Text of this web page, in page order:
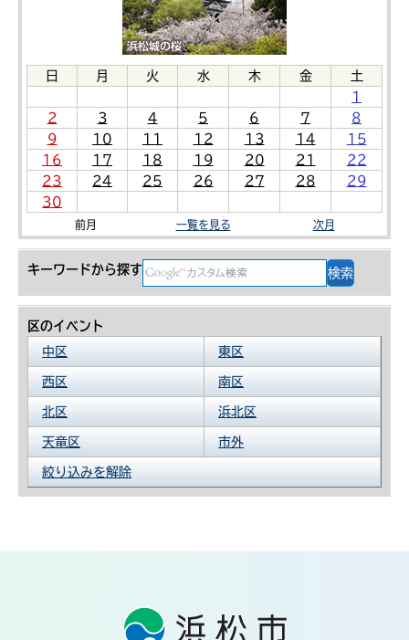
日 月 火 水 木 金
土
1
2
3 4 5 6 7
8
9
10 11 12 13 14
15
16
17 18 19 20 21
22
23
24 25 26 27 28
29
30
前月 一覧を見る 次月
キーワードから探す
区のイベント
中区
東区
西区 南区
北区 浜北区
天竜区 市外
絞り込みを解除